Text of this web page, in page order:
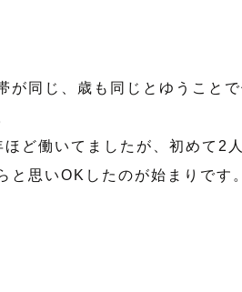
が同じ、歳も同じとゆうこと
ど働いてましたが、初めて2
と思いOKしたのが始まりです。